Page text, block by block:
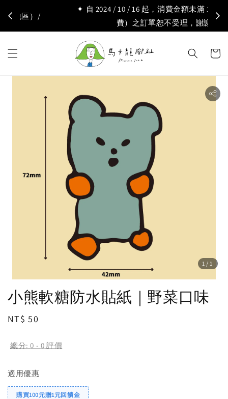
✦ 自 2024 / 10 / 16 起，消費金額未滿 150 元（不含運
費）之訂單恕不受理，謝謝 ✦
1 /1
小熊軟糖防水貼紙｜野菜口味
Regular
NT$ 50
總分:0 - 0 評價
適用優惠
購買100元贈1元回饋金